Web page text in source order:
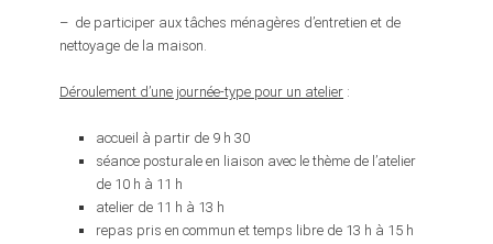
– de participer aux tâches ménagères d’entretien et de
nettoyage de la maison.
Déroulement d’une journée-type pour un atelier :
accueil à partir de 9 h 30
séance posturale en liaison avec le thème de l’atelier
de 10 h à 11 h
atelier de 11 h à 13 h
repas pris en commun et temps libre de 13 h à 15 h